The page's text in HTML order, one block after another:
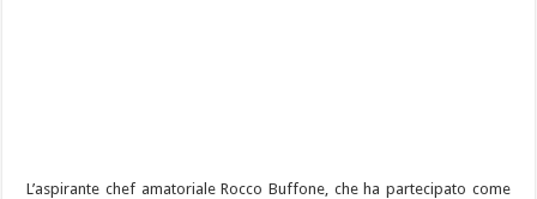
L’aspirante chef amatoriale Rocco Buffone, che ha partecipato come